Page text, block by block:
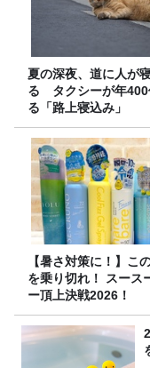
夏の深夜、道に人が
る タクシーが年400
る「路上寝込み」
【暑さ対策に！】こ
を乗り切れ！ スース
ー頂上決戦2026！